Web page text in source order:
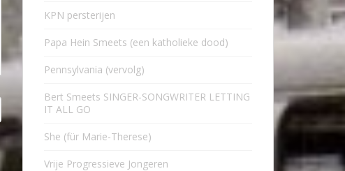
KPN persterijen
Papa Hein Smeets (een katholieke dood)
Pennsylvania (vervolg)
Bert Smeets SINGER-SONGWRITER LETTING
IT ALL GO
She (für Marie-Therese)
Vrije Progressieve Jongeren